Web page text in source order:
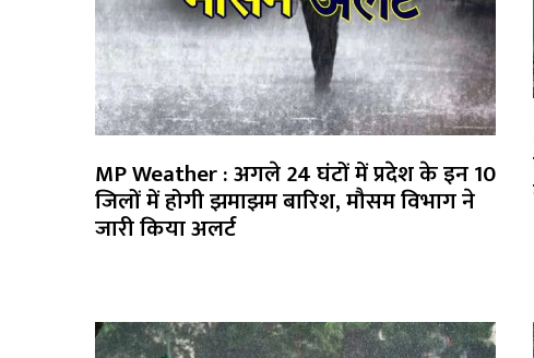
MP Weather : अगले 24 घंटों में प्रदेश के इन 10
जिलों में होगी झमाझम बारिश, मौसम विभाग ने
जारी किया अलर्ट